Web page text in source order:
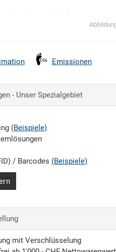
Emissionen
- Unser Spezialgebiet
(Beispiele)
/ Barcodes (Beispiele)
mit Verschlüsselung